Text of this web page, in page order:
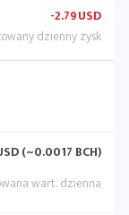
-2.79USD
(~0.0017 BCH)